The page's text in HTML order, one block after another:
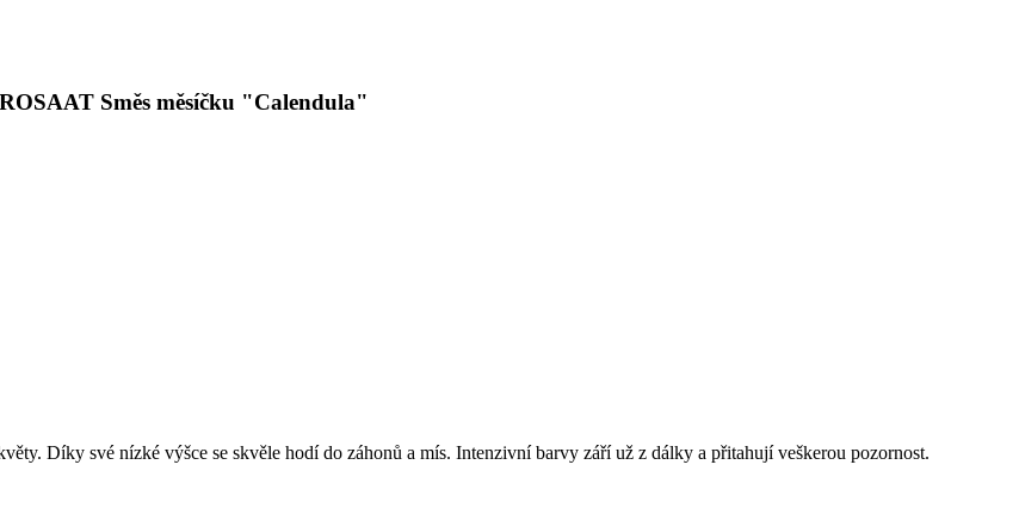
Směs měsíčku "Calendula"
Díky své nízké výšce se skvěle hodí do záhonů a mís. Intenzivní barvy září už z dálky a přitahují veškerou pozornost.